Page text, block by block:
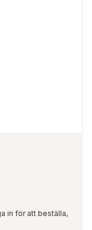
in för att beställa,